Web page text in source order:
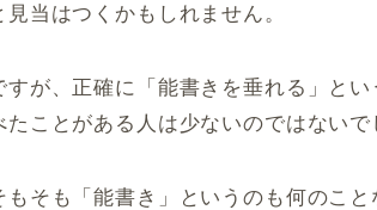
見当はつくかもしれません。
すが、正確に「能書きを垂れる」と
たことがある人は少ないのではないで
もそも「能書き」というのも何のこと